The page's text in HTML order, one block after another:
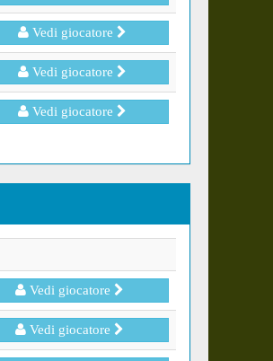
Vedi giocatore
Vedi giocatore
Vedi giocatore
Vedi giocatore
Vedi giocatore